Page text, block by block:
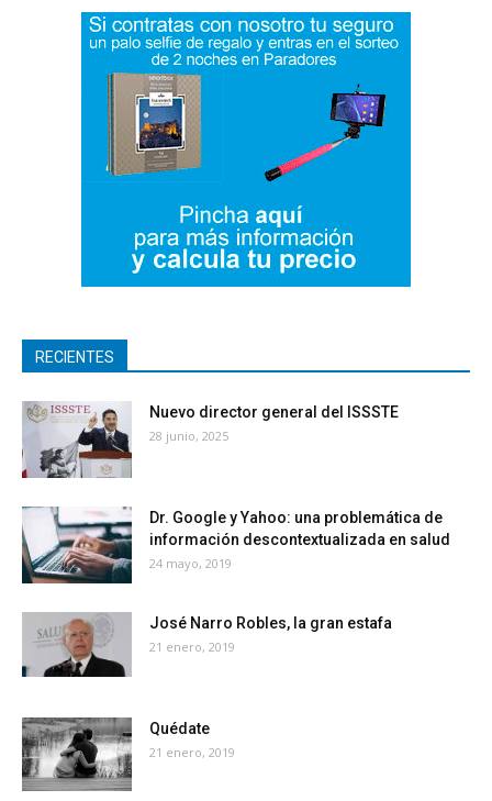
RECIENTES
Nuevo director general del ISSSTE
28 junio, 2025
Dr. Google y Yahoo: una problemática de
información descontextualizada en salud
24 mayo, 2019
José Narro Robles, la gran estafa
21 enero, 2019
Quédate
21 enero, 2019